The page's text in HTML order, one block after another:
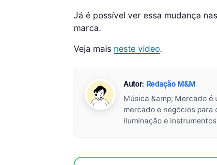
Já é possível ver essa mudança
marca.
Veja mais neste video.
Autor: Redação M&M
Música &amp; Mercado
mercado e negócios
iluminação e